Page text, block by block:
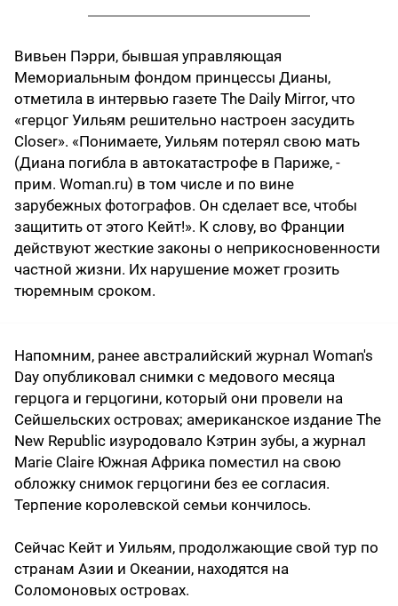
Вивьен Пэрри, бывшая управляющая
Мемориальным фондом принцессы Дианы,
отметила в интервью газете The Daily Mirror, что
«герцог Уильям решительно настроен засудить
Closer». «Понимаете, Уильям потерял свою мать
(Диана погибла в автокатастрофе в Париже, -
прим. Woman.ru) в том числе и по вине
зарубежных фотографов. Он сделает все, чтобы
защитить от этого Кейт!». К слову, во Франции
действуют жесткие законы о неприкосновенности
частной жизни. Их нарушение может грозить
тюремным сроком.
Напомним, ранее австралийский журнал Woman's
Day опубликовал снимки с медового месяца
герцога и герцогини, который они провели на
Сейшельских островах; американское издание The
New Republic изуродовало Кэтрин зубы, а журнал
Marie Claire Южная Африка поместил на свою
обложку снимок герцогини без ее согласия.
Терпение королевской семьи кончилось.
Сейчас Кейт и Уильям, продолжающие свой тур по
странам Азии и Океании, находятся на
Соломоновых островах.